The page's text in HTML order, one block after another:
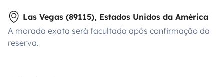
Las Vegas (89115), Estados Unidos da América
A morada exata será facultada após confirmação da
reserva.